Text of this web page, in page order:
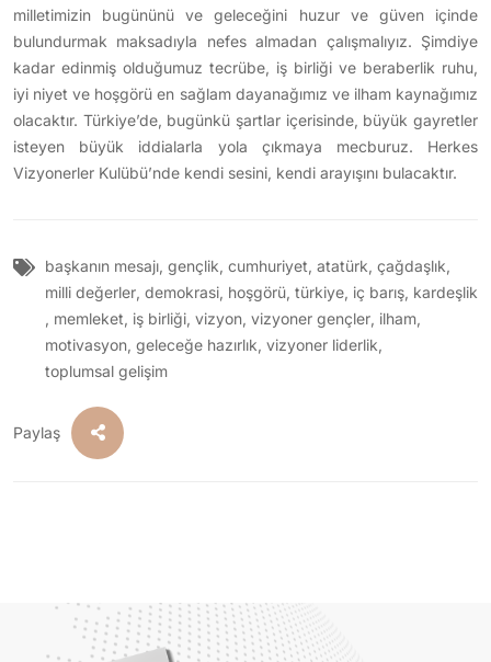
milletimizin bugününü ve geleceğini huzur ve güven içinde
bulundurmak maksadıyla nefes almadan çalışmalıyız. Şimdiye
kadar edinmiş olduğumuz tecrübe, iş birliği ve beraberlik ruhu,
iyi niyet ve hoşgörü en sağlam dayanağımız ve ilham kaynağımız
olacaktır. Türkiye’de, bugünkü şartlar içerisinde, büyük gayretler
isteyen büyük iddialarla yola çıkmaya mecburuz. Herkes
Vizyonerler Kulübü’nde kendi sesini, kendi arayışını bulacaktır.
başkanın mesajı, gençlik, cumhuriyet, atatürk, çağdaşlık,
milli değerler, demokrasi, hoşgörü, türkiye, iç barış, kardeşlik
, memleket, iş birliği, vizyon, vizyoner gençler, ilham,
motivasyon, geleceğe hazırlık, vizyoner liderlik,
toplumsal gelişim
Paylaş